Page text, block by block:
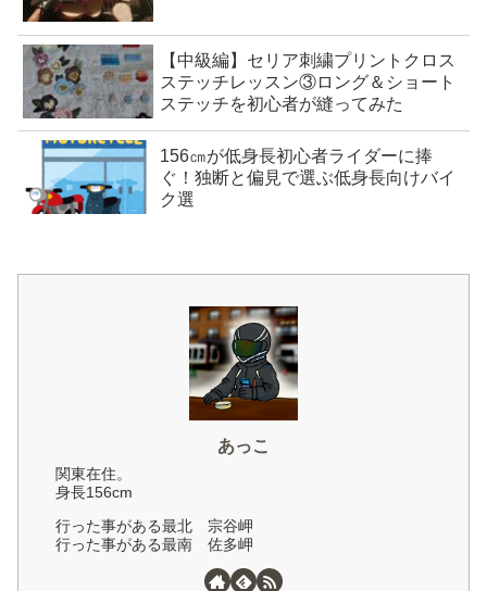
【中級編】セリア刺繍プリントクロス
ステッチレッスン③ロング＆ショート
ステッチを初心者が縫ってみた
156㎝が低身長初心者ライダーに捧
ぐ！独断と偏見で選ぶ低身長向けバイ
ク選
あっこ
関東在住。
身長156cm
行った事がある最北 宗谷岬
行った事がある最南 佐多岬